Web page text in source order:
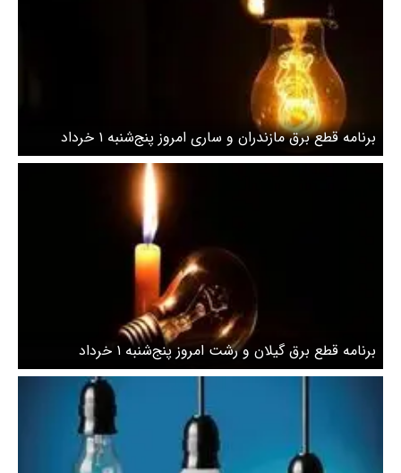
برنامه قطع برق مازندران و ساری امروز پنج‌شنبه ۱ خرداد
برنامه قطع برق گیلان و رشت امروز پنج‌شنبه ۱ خرداد